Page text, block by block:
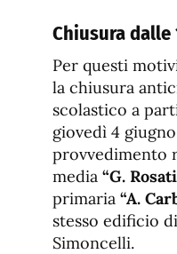
Chiusura dalle
Per questi
la chiusura
scolastico a
giovedì 4
provvedimento
media “G.
primaria “A.
stesso edificio
Simoncelli.